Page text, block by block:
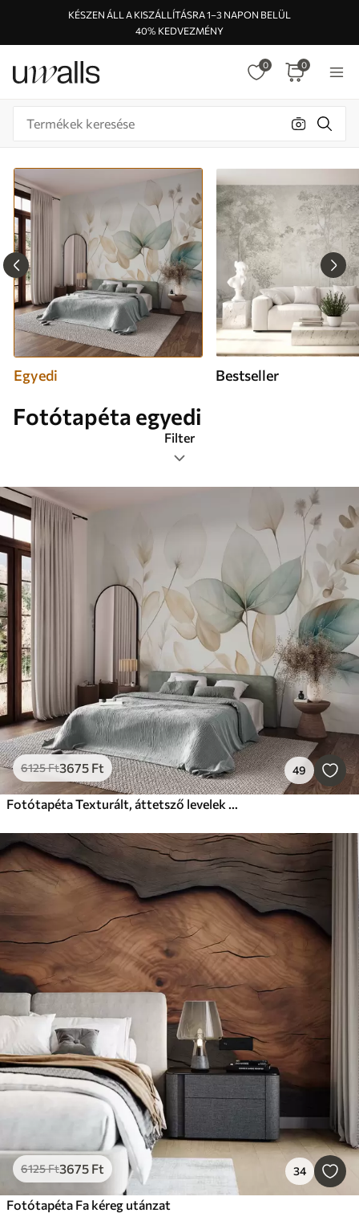
KÉSZEN ÁLL A KISZÁLLÍTÁSRA 1–3 NAPON BELÜL
40% KEDVEZMÉNY
0 0
Egyedi Bestseller
Fotótapéta egyedi
Filter
Címkék
Színes
Smart
Mindent visszaállítani
6125Ft3675 Ft 49
Fotótapéta Texturált, áttetsző levelek halvány bézs és türkiz árnyalatokban, finom szárakkal, puha, világos háttér előtt
6125Ft3675 Ft 34
Fotótapéta Fa kéreg utánzat